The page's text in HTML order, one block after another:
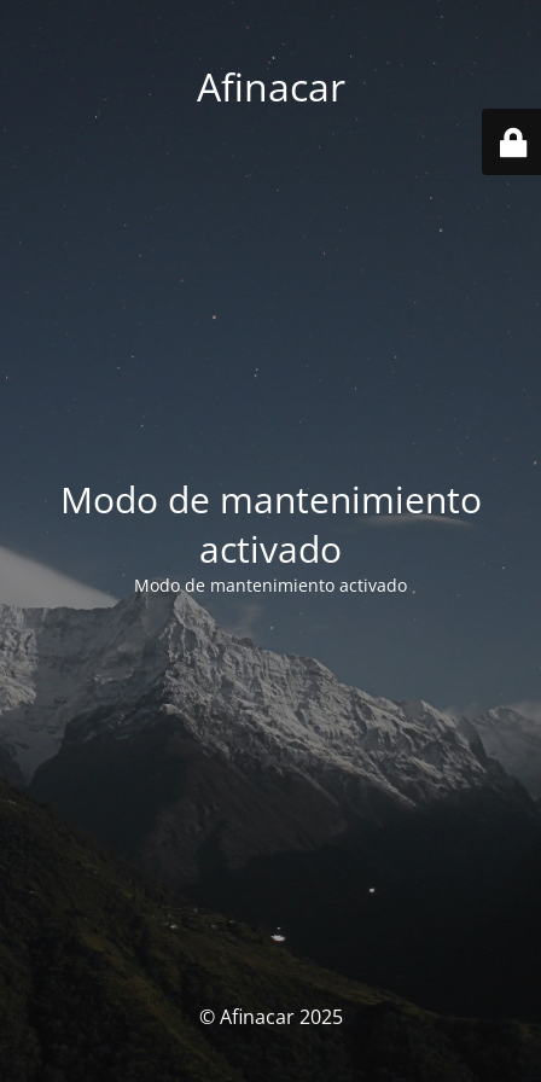
Afinacar
Modo de mantenimiento
activado
Modo de mantenimiento activado
© Afinacar 2025